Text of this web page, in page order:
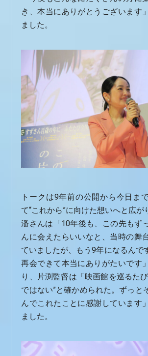
き、本当にありがとうございます
ました。
トークは9年前の公開から今日ま
て“これから”に向けた想いへと広が
潘さんは「10年後も、この先もず
んに会えたらいいなと、当時の舞
ていましたが、もう9年になるんで
再会できて本当にありがたいです
り、片渕監督は「映画館を巡るた
ではない”と確かめられた。ずっと
んでこれたことに感謝しています
ました。